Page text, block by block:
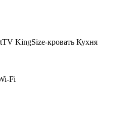
KingSize-кровать Кухня
Fi